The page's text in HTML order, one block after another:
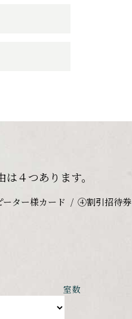
４つあります。
ター様カード ④割引招待券
室数